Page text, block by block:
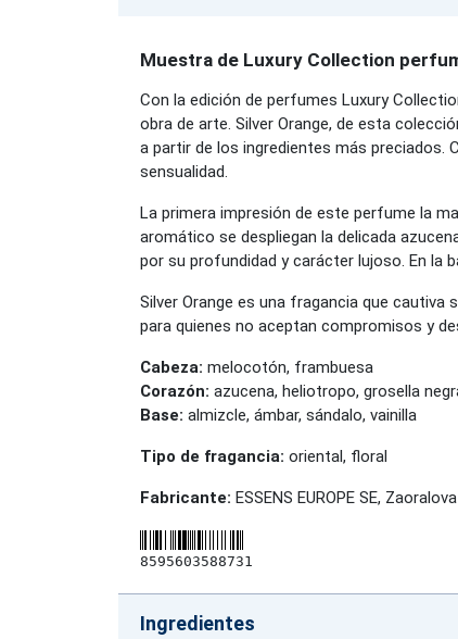
Muestra de Luxury Collection
Con la edición de perfumes Luxury
obra de arte. Silver Orange, de esta
a partir de los ingredientes más preciados.
sensualidad.
La primera impresión de este perfume la
aromático se despliegan la delicada
por su profundidad y carácter lujoso. En la
Silver Orange es una fragancia que
para quienes no aceptan compromisos y
Cabeza: melocotón, frambuesa
Corazón: azucena, heliotropo, grosella
Base: almizcle, ámbar, sándalo, vainilla
Tipo de fragancia: oriental, floral
Fabricante: ESSENS EUROPE SE,
8595603588731
Ingredientes